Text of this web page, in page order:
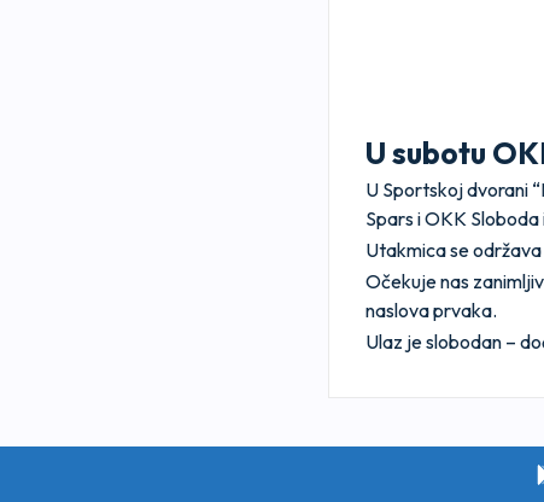
U subotu
U Sportskoj dvorani
Spars i OKK Sloboda
Utakmica se
Očekuje nas
naslova prvaka.
Ulaz je slobodan –